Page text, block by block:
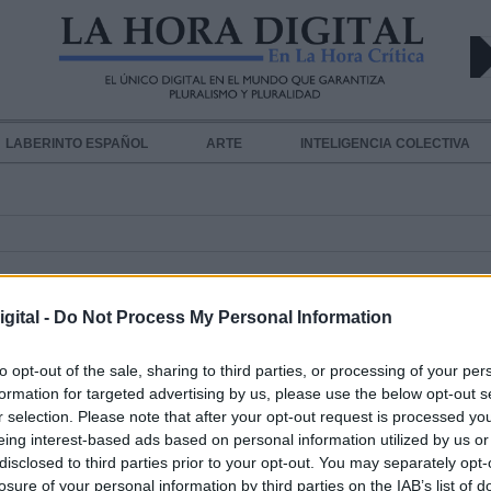
- Do Not Process My Personal Information
opt-out of the sale, sharing to third parties, or processing of your
for targeted advertising by us, please use the below opt-out
selection. Please note that after your opt-out request is processed
interest-based ads based on personal information utilized by us
to third parties prior to your opt-out. You may separately
of your personal information by third parties on the IAB’s list of
LABERINTO ESPAÑOL ARTE INTELIGENCIA COLECTIVA
La ministra Morant confirma la
de la vacuna española de Hipra
variante ómicron